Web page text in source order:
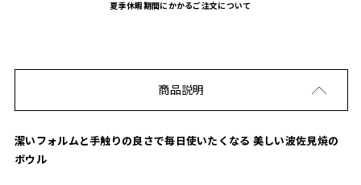
夏季休暇期間にかかるご注文について
商品説明
潔いフォルムと手触りの良さで毎日使いたくなる 美しい波佐見焼の
ボウル